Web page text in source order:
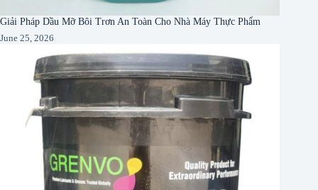
Giải Pháp Dầu Mỡ Bôi Trơn An Toàn Cho Nhà Máy Thực Phẩm
June 25, 2026